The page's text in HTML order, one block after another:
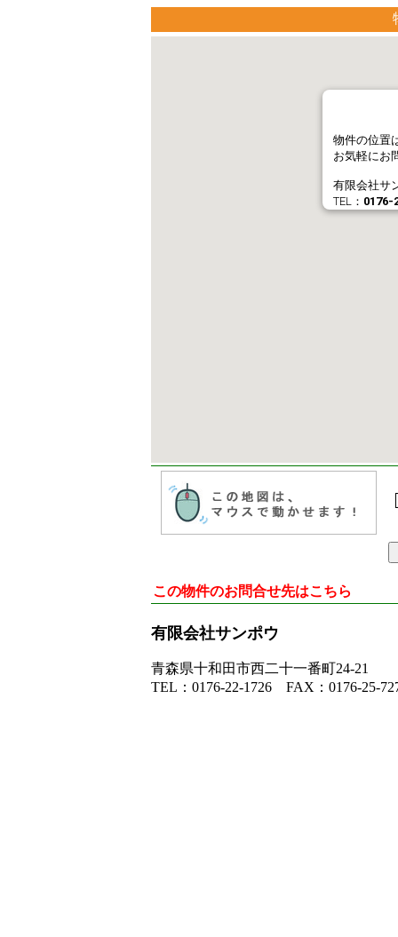
物件の位置
お気軽にお
有限会社サ
TEL： 0176-
この物件のお問合せ先はこちら
有限会社サンポウ
青森県十和田市西二十一番町24-21
TEL：0176-22-1726 FAX：0176-25-